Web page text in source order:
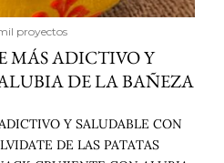
proyectos
MÁS ADICTIVO Y
DE LA BAÑEZA
Y SALUDABLE CON
DE LAS PATATAS